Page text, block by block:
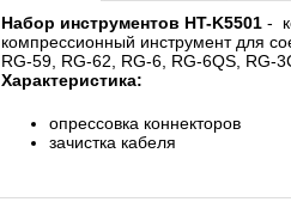
Набор инструментов HT-K5501 -
компрессионный инструмент для
RG-59, RG-62, RG-6, RG-6QS, RG-
Характеристика:
опрессовка коннекторов
зачистка кабеля